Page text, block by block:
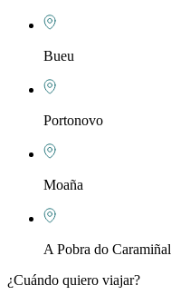
Bueu
Portonovo
Moaña
A Pobra do Caramiñal
¿Cuándo quiero viajar?